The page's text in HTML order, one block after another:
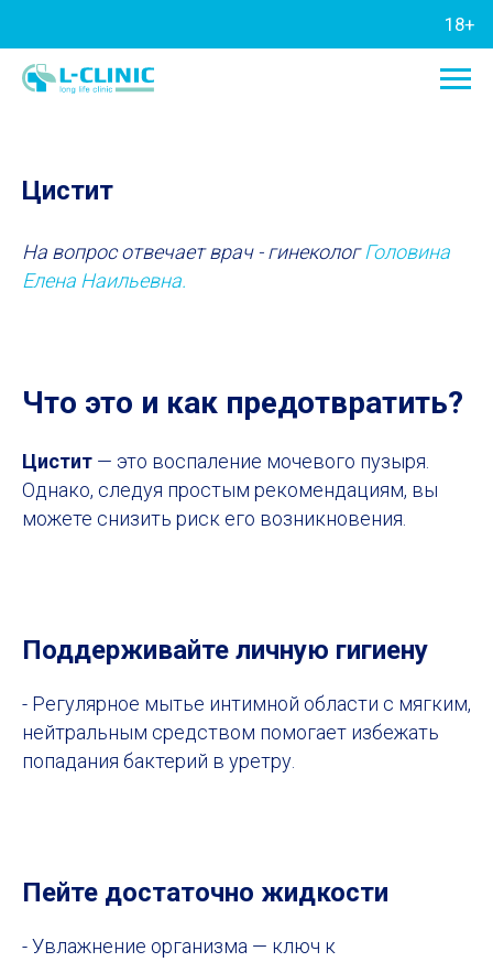
Цистит
На вопрос отвечает врач - гинекологГоловина
Елена Наильевна.
Что это и как предотвратить?
Цистит — это воспаление мочевого пузыря.
Однако, следуя простым рекомендациям, вы
можете снизить риск его возникновения.
Поддерживайте личную гигиену
- Регулярное мытье интимной области с мягким,
нейтральным средством помогает избежать
попадания бактерий в уретру.
Пейте достаточно жидкости
- Увлажнение организма — ключ к